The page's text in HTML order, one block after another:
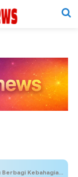
Kepada Sesama